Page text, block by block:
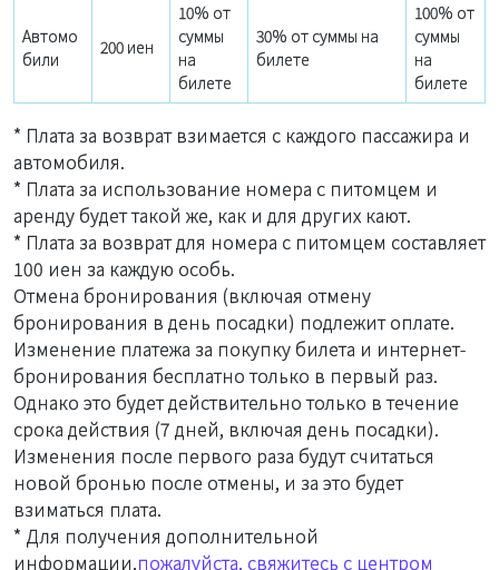
Автомо
били
200 иен
10% от
суммы
на
билете
30% от суммы на
билете
100% от
суммы
на
билете
* Плата за возврат взимается с каждого пассажира и
автомобиля.
* Плата за использование номера с питомцем и
аренду будет такой же, как и для других кают.
* Плата за возврат для номера с питомцем составляет
100 иен за каждую особь.
Отмена бронирования (включая отмену
бронирования в день посадки) подлежит оплате.
Изменение платежа за покупку билета и интернет-
бронирования бесплатно только в первый раз.
Однако это будет действительно только в течение
срока действия (7 дней, включая день посадки).
Изменения после первого раза будут считаться
новой бронью после отмены, и за это будет
взиматься плата.
* Для получения дополнительной
информации,пожалуйста, свяжитесь с центром